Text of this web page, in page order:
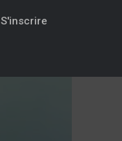
S'inscrire